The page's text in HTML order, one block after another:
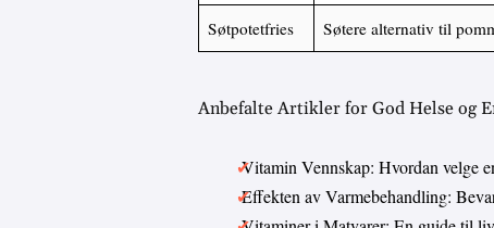
Søtpotetfries Søtere alternativ til
Anbefalte Artikler for God Helse og
Vitamin Vennskap: Hvordan velge
Effekten av Varmebehandling: